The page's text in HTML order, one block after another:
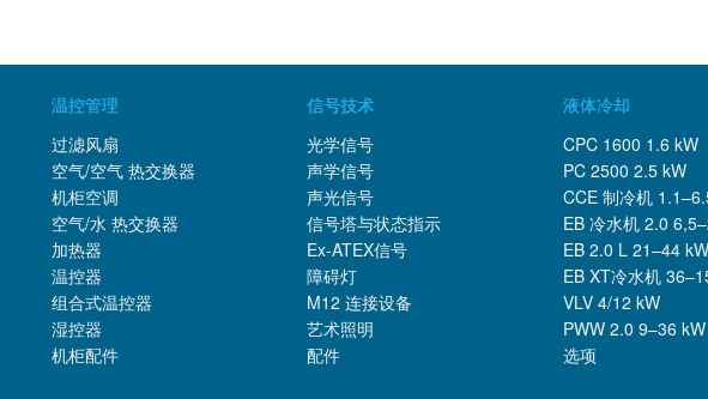
温控管理
过滤风扇
空气/空气 热交换器
机柜空调
空气/水 热交换器
加热器
温控器
组合式温控器
湿控器
机柜配件
信号技术
光学信号
声学信号
声光信号
信号塔与状态指示
Ex-ATEX信号
障碍灯
M12 连接设备
艺术照明
配件
液体冷却
CPC 1600 1.6 kW
PC 2500 2.5 kW
CCE 制冷机
EB 冷水机 2.0
EB 2.0 L 21–44 kW
EB XT冷水机
VLV 4/12 kW
PWW 2.0 9–36 kW
选项